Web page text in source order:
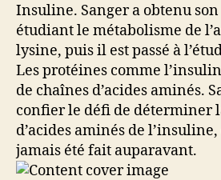
Insuline. Sanger a obtenu
étudiant le métabolisme de
lysine, puis il est passé à
Les protéines comme
de chaînes d’acides aminés.
confier le défi de déterminer
d’acides aminés de
jamais été fait auparavant.